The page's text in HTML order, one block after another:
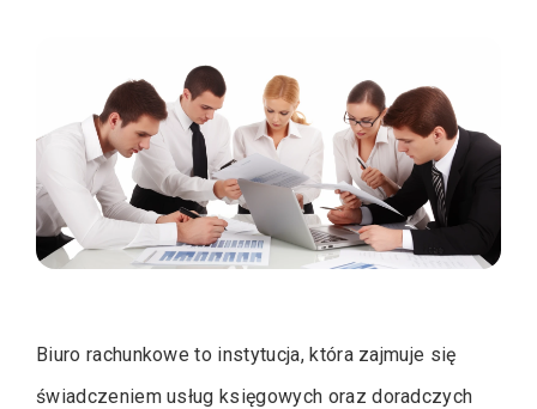
Biuro rachunkowe to instytucja, która zajmuje się
świadczeniem usług księgowych oraz doradczych